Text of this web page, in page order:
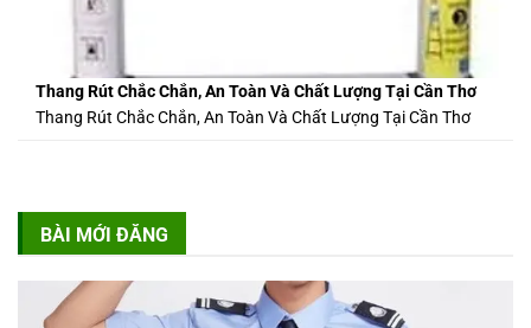
Thang Rút Chắc Chắn, An Toàn Và Chất Lượng Tại Cần Thơ
Thang Rút Chắc Chắn, An Toàn Và Chất Lượng Tại Cần Thơ
BÀI MỚI ĐĂNG